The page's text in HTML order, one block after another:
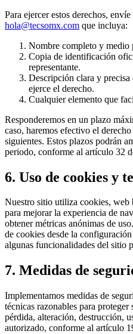
Para ejercer estos derechos,
hola@tecsomx.com que incluya:
Nombre completo y medio
Copia de identificación
representante.
Descripción clara y precisa
ejerce el derecho.
Cualquier elemento que
Responderemos en un plazo
caso, haremos efectivo el
siguientes. Estos plazos podrán
periodo, conforme al artículo 32
6. Uso de cookies y
Nuestro sitio utiliza cookies, web
para mejorar la experiencia de
obtener métricas anónimas de
de cookies desde la
algunas funcionalidades del sitio
7. Medidas de
Implementamos medidas de
técnicas razonables para proteger
pérdida, alteración, destrucción,
autorizado, conforme al artículo